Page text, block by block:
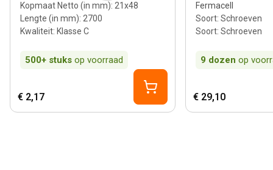
Kopmaat Netto (in mm): 21x48
Lengte (in mm): 2700
Kwaliteit: Klasse C
500+ stuks op voorraad
€ 2,17
Fermacell
Soort: Schroeven
Soort: Schroeven
9 dozen op
€ 29,10